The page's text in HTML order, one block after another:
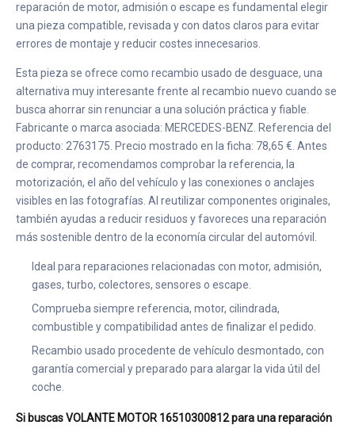
reparación de motor, admisión o escape es fundamental elegir
una pieza compatible, revisada y con datos claros para evitar
errores de montaje y reducir costes innecesarios.
Esta pieza se ofrece como recambio usado de desguace, una
alternativa muy interesante frente al recambio nuevo cuando se
busca ahorrar sin renunciar a una solución práctica y fiable.
Fabricante o marca asociada: MERCEDES-BENZ. Referencia del
producto: 2763175. Precio mostrado en la ficha: 78,65 €. Antes
de comprar, recomendamos comprobar la referencia, la
motorización, el año del vehículo y las conexiones o anclajes
visibles en las fotografías. Al reutilizar componentes originales,
también ayudas a reducir residuos y favoreces una reparación
más sostenible dentro de la economía circular del automóvil.
Ideal para reparaciones relacionadas con motor, admisión,
gases, turbo, colectores, sensores o escape.
Comprueba siempre referencia, motor, cilindrada,
combustible y compatibilidad antes de finalizar el pedido.
Recambio usado procedente de vehículo desmontado, con
garantía comercial y preparado para alargar la vida útil del
coche.
Si buscas VOLANTE MOTOR 16510300812 para una reparación